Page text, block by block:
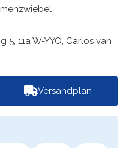
5, 11a W-YYO, Carlos van
Versandplan